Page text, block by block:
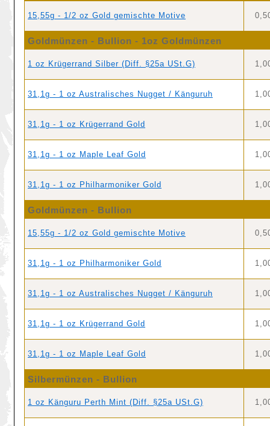
15,55g - 1/2 oz Gold gemischte Motive
Goldmünzen - Bullion - 1oz Goldmünzen
1 oz Krügerrand Silber (Diff. §25a USt.G)
31,1g - 1 oz Australisches Nugget / Känguruh
31,1g - 1 oz Krügerrand Gold
31,1g - 1 oz Maple Leaf Gold
31,1g - 1 oz Philharmoniker Gold
Goldmünzen - Bullion
15,55g - 1/2 oz Gold gemischte Motive
31,1g - 1 oz Philharmoniker Gold
31,1g - 1 oz Australisches Nugget / Känguruh
31,1g - 1 oz Krügerrand Gold
31,1g - 1 oz Maple Leaf Gold
Silbermünzen - Bullion
1 oz Känguru Perth Mint (Diff. §25a USt.G)